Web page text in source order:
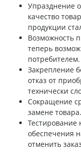
Упразднение
качество
продукции
Возможность
теперь
потребителем.
Закрепление
отказ от
технически
Сокращение
замене товара.
Тестирование
обеспечения
отменить